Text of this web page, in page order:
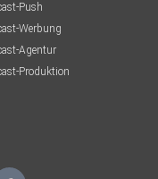
fortbildung-
Push
Werbung
Agentur
Produktion